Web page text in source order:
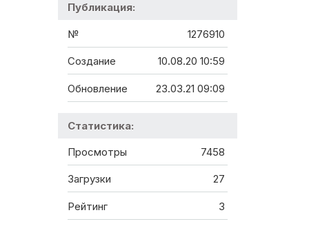
Публикация:
№ 1276910
Создание 10.08.20 10:59
Обновление 23.03.21 09:09
Статистика:
Просмотры 7458
Загрузки 27
Рейтинг 3